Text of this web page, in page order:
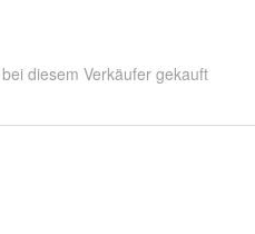
diesem Verkäufer gekauft